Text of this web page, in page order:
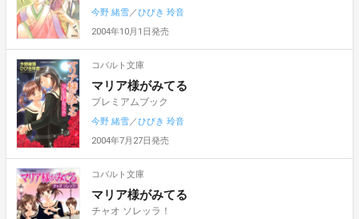
今野 緒雪／ひびき 玲音
2004年10月1日発売
コバルト文庫
マリア様がみてる
プレミアムブック
今野 緒雪／ひびき 玲音
2004年7月27日発売
コバルト文庫
マリア様がみてる
チャオ ソレッラ！